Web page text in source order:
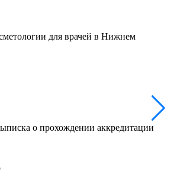
для врачей в Нижнем
о прохождении аккредитации